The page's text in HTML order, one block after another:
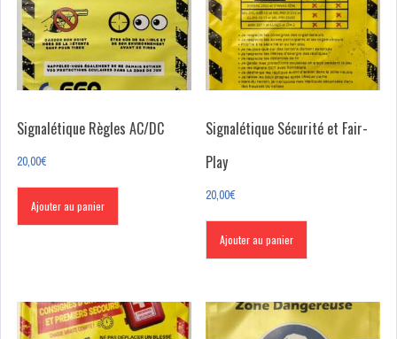
Signalétique Règles AC/DC
20,00€
Ajouter au panier
Signalétique Sécurité et Fair-
Play
20,00€
Ajouter au panier